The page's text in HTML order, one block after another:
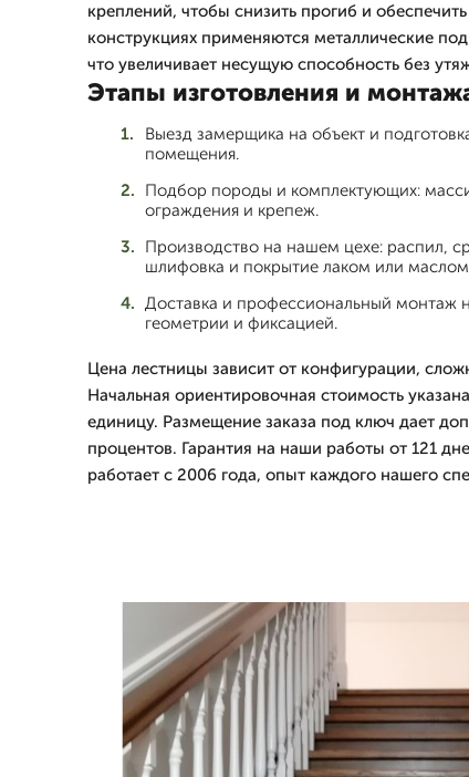
креплений, чтобы снизить прогиб и
конструкциях применяются металлические
что увеличивает несущую способность без
Этапы изготовления и
Выезд замерщика на объект и
помещения.
Подбор породы и комплектующих:
ограждения и крепеж.
Производство на нашем цехе: распил,
шлифовка и покрытие лаком или
Доставка и профессиональный монтаж
геометрии и фиксацией.
Цена лестницы зависит от конфигурации,
Начальная ориентировочная стоимость
единицу. Размещение заказа под ключ дает
процентов. Гарантия на наши работы от 121
работает с 2006 года, опыт каждого нашего